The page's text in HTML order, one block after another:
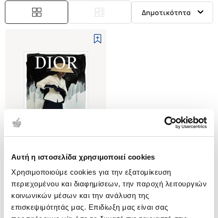
Αυτή η ιστοσελίδα χρησιμοποιεί cookies
Χρησιμοποιούμε cookies για την εξατομίκευση
περιεχομένου και διαφημίσεων, την παροχή λειτουργιών
κοινωνικών μέσων και την ανάλυση της
επισκεψιμότητάς μας. Επιδίωξη μας είναι σας
Δημοτικότητα
(0)
(H/B) Dior: A New Look
HOHE MADELIEF
Κωδ. Πολιτείας:6705-0001